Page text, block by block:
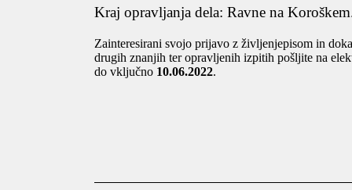
Kraj opravljanja dela: Ravne na
Zainteresirani svojo prijavo z življenjepisom in
drugih znanjih ter opravljenih izpitih pošljite na
do vključno 10.06.2022.